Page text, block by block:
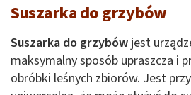
Suszarka do grzybów
Suszarka do grzybów jest
maksymalny sposób upraszcza i
obróbki leśnych zbiorów. Jest